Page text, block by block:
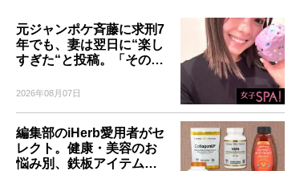
元ジャンポケ斉藤に求刑7
年でも、妻は翌日に“楽し
すぎた“と投稿。「その…
2026年08月07日
編集部のiHerb愛用者がセ
レクト。健康・美容のお
悩み別、鉄板アイテム…